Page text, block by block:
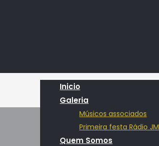
Inicio
Galeria
Músicos associados
Primeira festa Rádio JM
Quem Somos